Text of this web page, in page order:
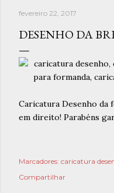
fevereiro 22, 2017
DESENHO DA
Caricatura Desenho da
em direito! Parabéns
Marcadores: caricatura
Compartilhar